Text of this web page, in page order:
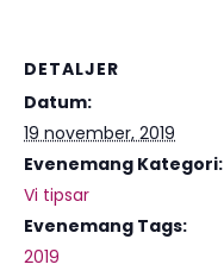
DETALJER
Datum:
19 november, 2019
Evenemang Kategori:
Vi tipsar
Evenemang Tags:
2019